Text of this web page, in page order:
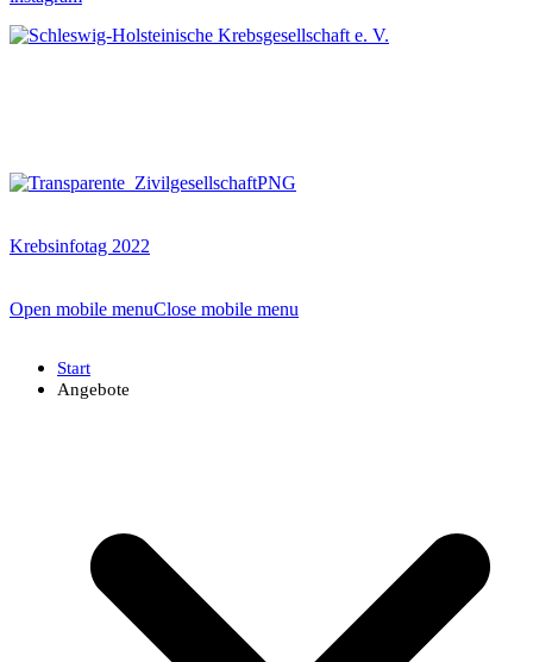
Krebsinfotag 2022
Open mobile menuClose mobile menu
Start
Angebote